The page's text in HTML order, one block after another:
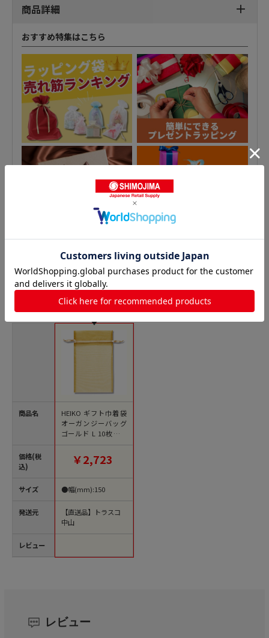
商品詳細
おすすめ特集はこちら
オーガンジーバッグの人気商品との比較
商品名
価格(税
込)
サイズ
発送元
レビュー
HEIKO ギフト巾着袋
オーガンジーバッグ
ゴールド L 10枚入り
1束（ご注文単位1
束）【直送品】
￥2,723
●幅(mm):150
【直送品】トラスコ
中山
レビュー